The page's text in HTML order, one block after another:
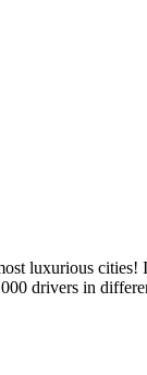
luxurious
drivers in